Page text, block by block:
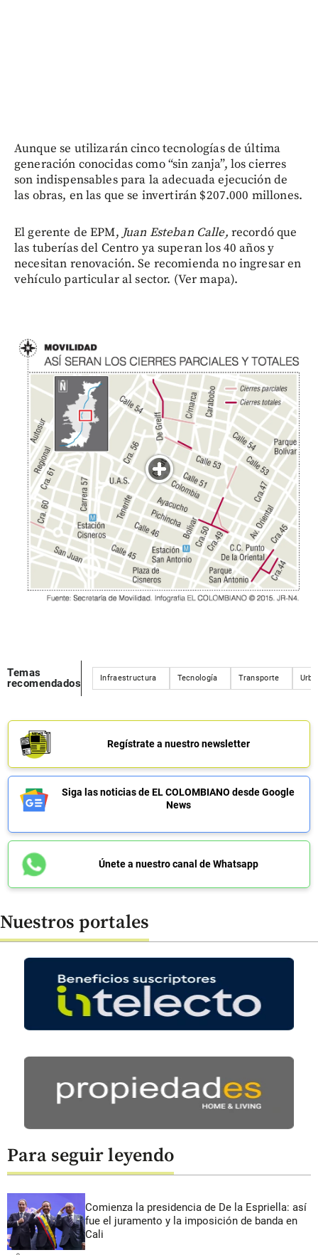
Aunque se utilizarán cinco tecnologías de última
generación conocidas como “sin zanja”, los cierres
son indispensables para la adecuada ejecución de
las obras, en las que se invertirán $207.000 millones.
El gerente de EPM, Juan Esteban Calle, recordó que
las tuberías del Centro ya superan los 40 años y
necesitan renovación. Se recomienda no ingresar en
vehículo particular al sector. (Ver mapa).
Temas
recomendados
Infraestructura Tecnología Transporte
Regístrate a nuestro newsletter
Siga las noticias de EL COLOMBIANO desde Google
News
Únete a nuestro canal de Whatsapp
Nuestros portales
Para seguir leyendo
Comienza la presidencia de De la Espriella: así
fue el juramento y la imposición de banda en
Cali